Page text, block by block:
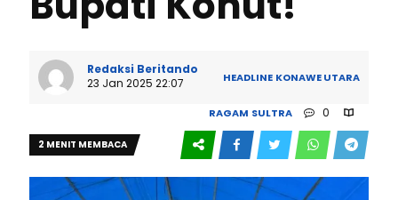
Redaksi Beritando
23 Jan 2025 22:07
HEADLINE KONAWE UTARA
RAGAM SULTRA 0
253
2 MENIT MEMBACA